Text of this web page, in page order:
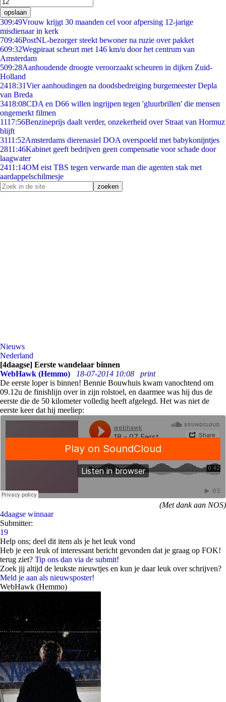
opslaan
309:49Vrouw krijgt 30 maanden cel voor afpersing 12-jarige
misdienaar in kerk
709:46PostNL-bezorger steekt bewoner na ruzie over pakket
609:32Wegpiraat scheurt met 146 km/u door het centrum van
Amsterdam
509:28Aanhoudende droogte veroorzaakt scheuren in dijken Zuid-
Holland
2418:31Vier aanhoudingen na doodsbedreiging burgemeester Depla
van Breda
3418:08CDA en D66 willen ingrijpen tegen 'gluurbrillen' die mensen
ongemerkt filmen
1117:56Benzineprijs daalt verder, onzekerheid over Straat van Hormuz
blijft
3111:52Amsterdams dierenasiel DOA overspoeld met babykonijntjes
2811:46Kabinet geeft bedrijven geen compensatie voor schade door
laagwater
2411:14OM eist TBS tegen verwarde man die agenten stak met
aardappelschilmesje
Nieuws
Nederland
[4daagse] Eerste wandelaar binnen
WebHawk (Hemmo)
18-07-2014 10:08
print
De eerste loper is binnen! Bennie Bouwhuis kwam vanochtend om
09.12u de finishlijn over in zijn rolstoel, en daarmee was hij dus de
eerste die de 50 kilometer volledig heeft afgelegd. Het was niet de
eerste keer dat hij meeliep:
(Met dank aan NOS)
4daagse winnaar
Submitter:
19
Help ons; deel dit item als je het leuk vond
Heb je een leuk of interessant bericht gevonden dat je graag op FOK!
terug ziet? Tip ons dan via de submit!
Zoek jij altijd de leukste nieuwtjes en kun je daar leuk over schrijven?
Meld je aan als nieuwsposter!
WebHawk (Hemmo)